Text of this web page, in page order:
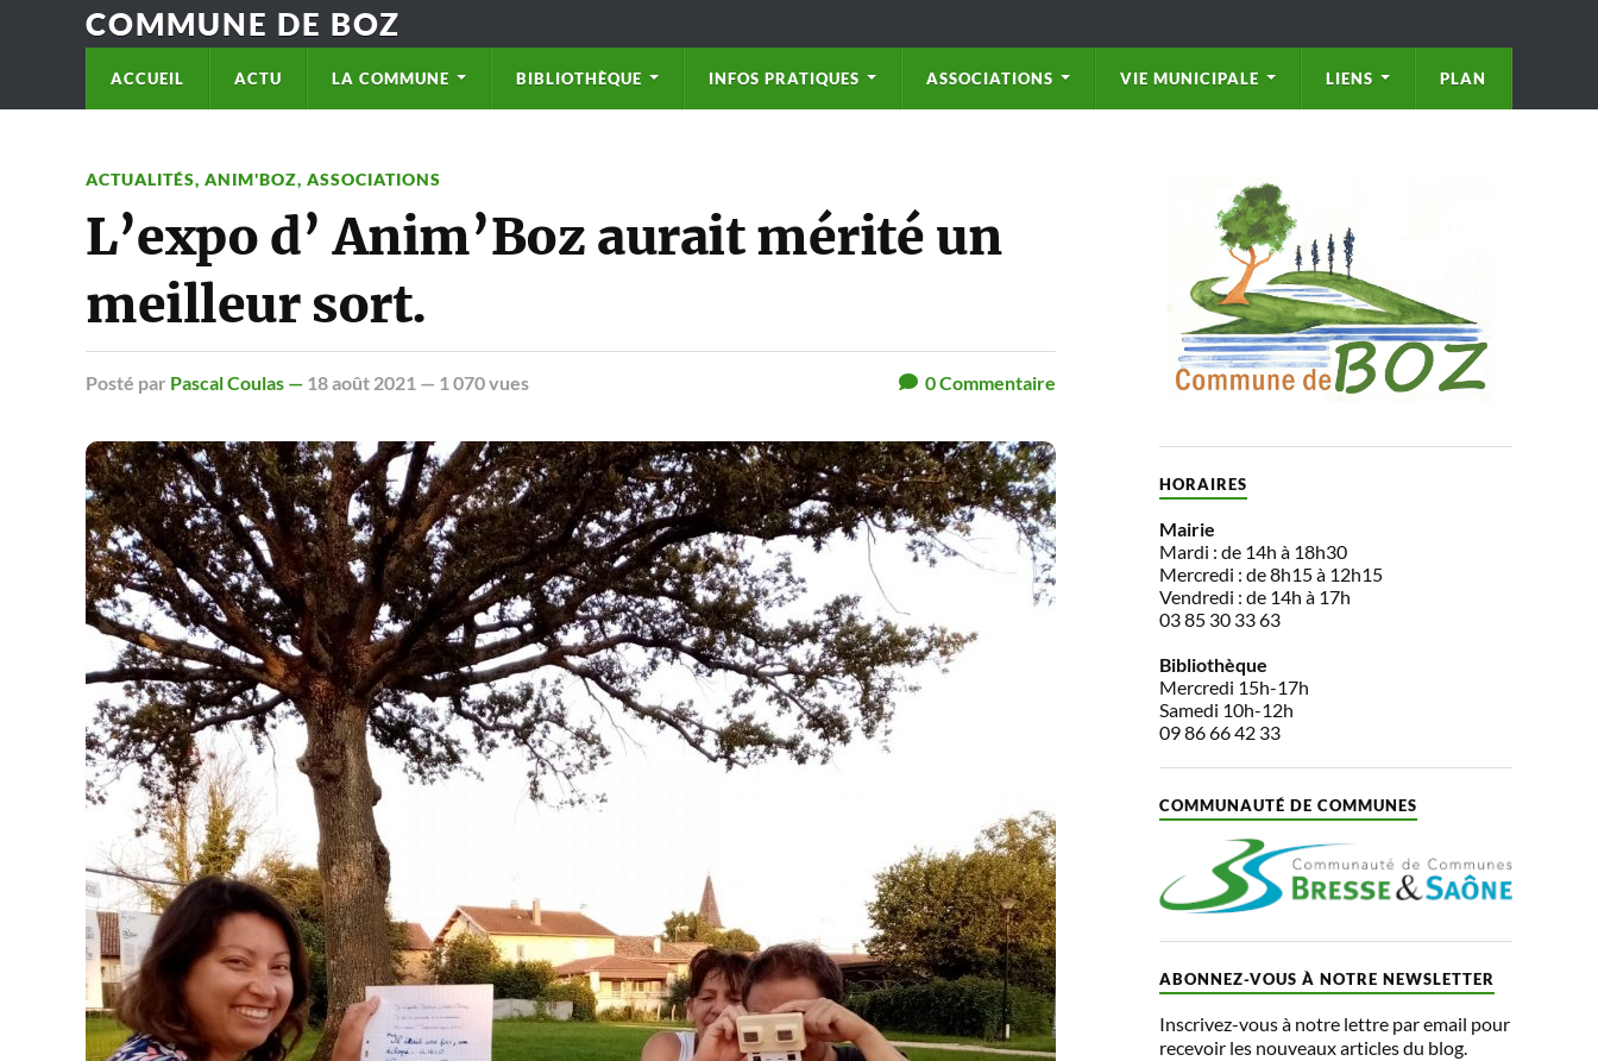
COMMUNE DE BOZ
ACCUEIL ACTU LA COMMUNE BIBLIOTHÈQUE INFOS PRATIQUES ASSOCIATIONS VIE MUNICIPALE LIENS PLAN
ACTUALITÉS, ANIM'BOZ, ASSOCIATIONS
L’expo d’ Anim’Boz aurait mérité un
meilleur sort.
Posté par Pascal Coulas — 18 août 2021 — 1 070 vues 0Commentaire
HORAIRES
Mairie
Mardi : de 14h à 18h30
Mercredi : de 8h15 à 12h15
Vendredi : de 14h à 17h
03 85 30 33 63
Bibliothèque
Mercredi 15h-17h
Samedi 10h-12h
09 86 66 42 33
COMMUNAUTÉ DE COMMUNES
ABONNEZ-VOUS À NOTRE NEWSLETTER
Inscrivez-vous à notre lettre par email pour
recevoir les nouveaux articles du blog.